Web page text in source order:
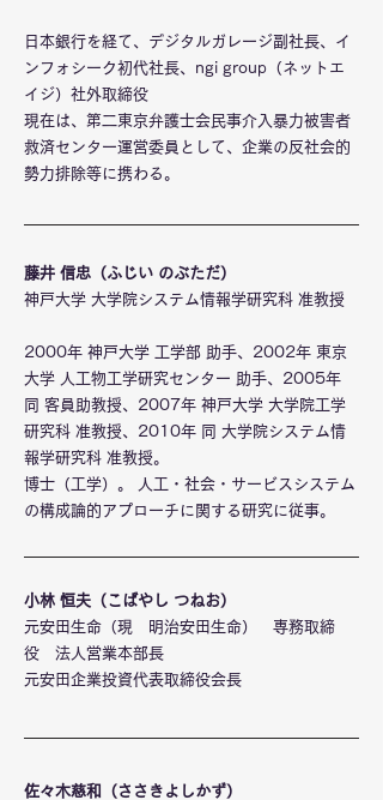
日本銀行を経て、デジタルガレージ副社長、イ
ンフォシーク初代社長、ngi group（ネットエ
イジ）社外取締役
現在は、第二東京弁護士会民事介入暴力被害者
救済センター運営委員として、企業の反社会的
勢力排除等に携わる。
藤井 信忠（ふじい のぶただ）
神戸大学 大学院システム情報学研究科 准教授
2000年 神戸大学 工学部 助手、2002年 東京
大学 人工物工学研究センター 助手、2005年
同 客員助教授、2007年 神戸大学 大学院工学
研究科 准教授、2010年 同 大学院システム情
報学研究科 准教授。
博士（工学）。 人工・社会・サービスシステム
の構成論的アプローチに関する研究に従事。
小林 恒夫（こばやし つねお）
元安田生命（現 明治安田生命） 専務取締
役 法人営業本部長
元安田企業投資代表取締役会長
佐々木慈和（ささきよしかず）